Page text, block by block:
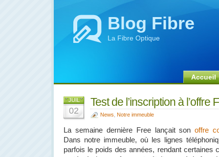
Blog Fibre
La Fibre Optique
Accueil
JUIL
02
Test de l’inscription à l’offre
News Notre immeuble
La semaine dernière Free lançait sonoffre
Dans notre immeuble, où les lignes
parfois le poids des années, rendant certaines